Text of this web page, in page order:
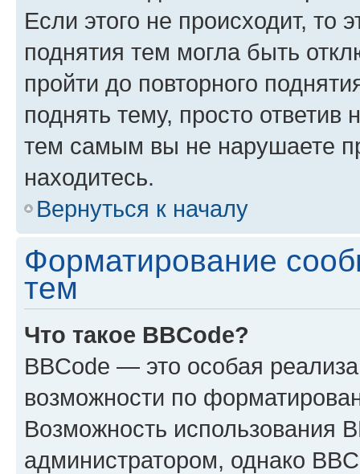
Если этого не происходит, то
поднятия тем могла быть
пройти до повторного
поднять тему, просто ответив
тем самым вы не нарушаете
находитесь.
Вернуться к началу
Форматирование
тем
Что такое BBCode?
BBCode — это особая
возможности по
Возможность использования
администратором, однако